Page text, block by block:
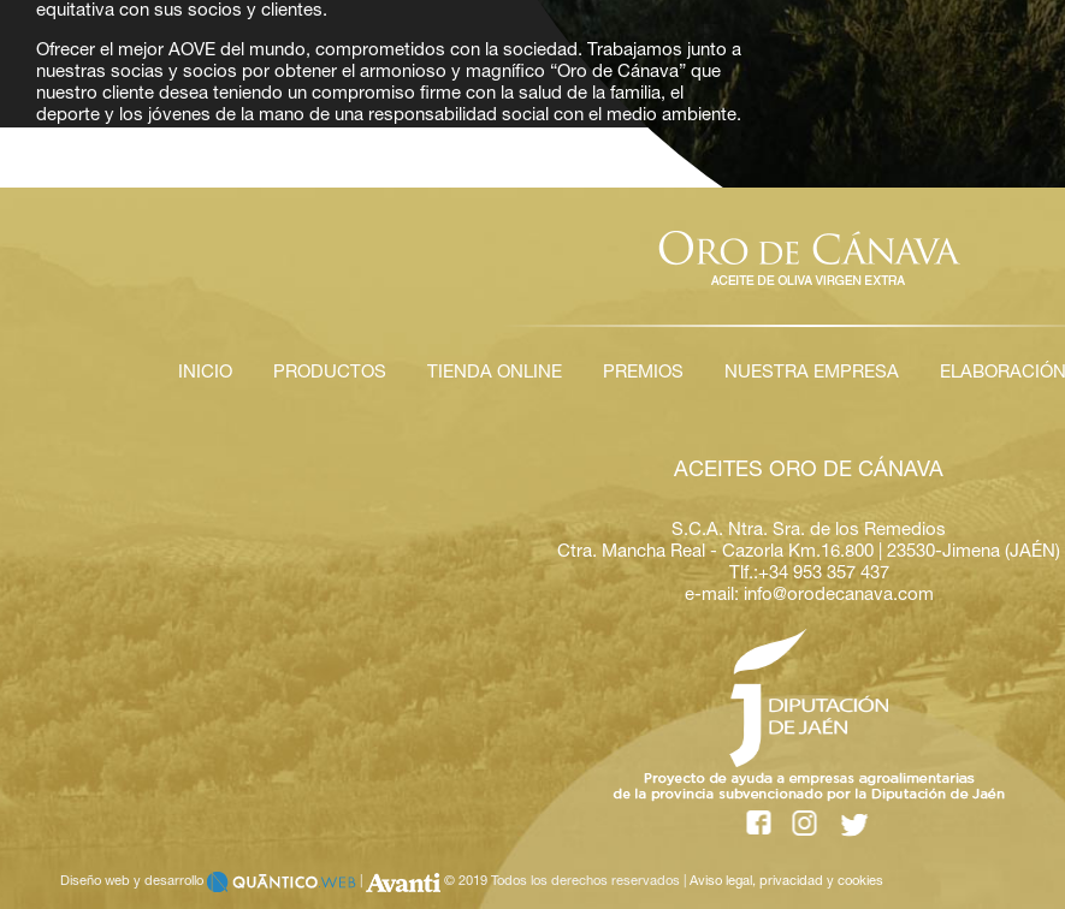
equitativa con sus socios y clientes.
Ofrecer el mejor AOVE del mundo, comprometidos con la sociedad. Trabajamos junto a
nuestras socias y socios por obtener el armonioso y magnífico “Oro de Cánava” que
nuestro cliente desea teniendo un compromiso firme con la salud de la familia, el
deporte y los jóvenes de la mano de una responsabilidad social con el medio ambiente.
INICIO PRODUCTOS TIENDA ONLINE PREMIOS NUESTRA EMPRESA ELABORACIÓN
ACEITES ORO DE CÁNAVA
S.C.A. Ntra. Sra. de los Remedios
Ctra. Mancha Real - Cazorla Km.16.800 | 23530-Jimena (JAÉN)
Tlf.:+34 953 357 437
e-mail: info@orodecanava.com
Diseño web y desarrollo © 2019 Todos los derechos reservados | Aviso legal, privacidad y cookies